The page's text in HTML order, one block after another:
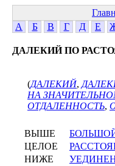
А
Б В Г Д Е
ДАЛЕКИЙ ПО
(ДАЛЕКИЙ,
НА
ОТДАЛЕННОСТЬ,
ВЫШЕ
ЦЕЛОЕ
НИЖЕ